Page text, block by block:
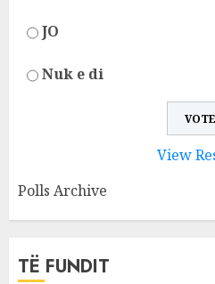
JO
Nuk e di
View
Polls Archive
TË FUNDIT